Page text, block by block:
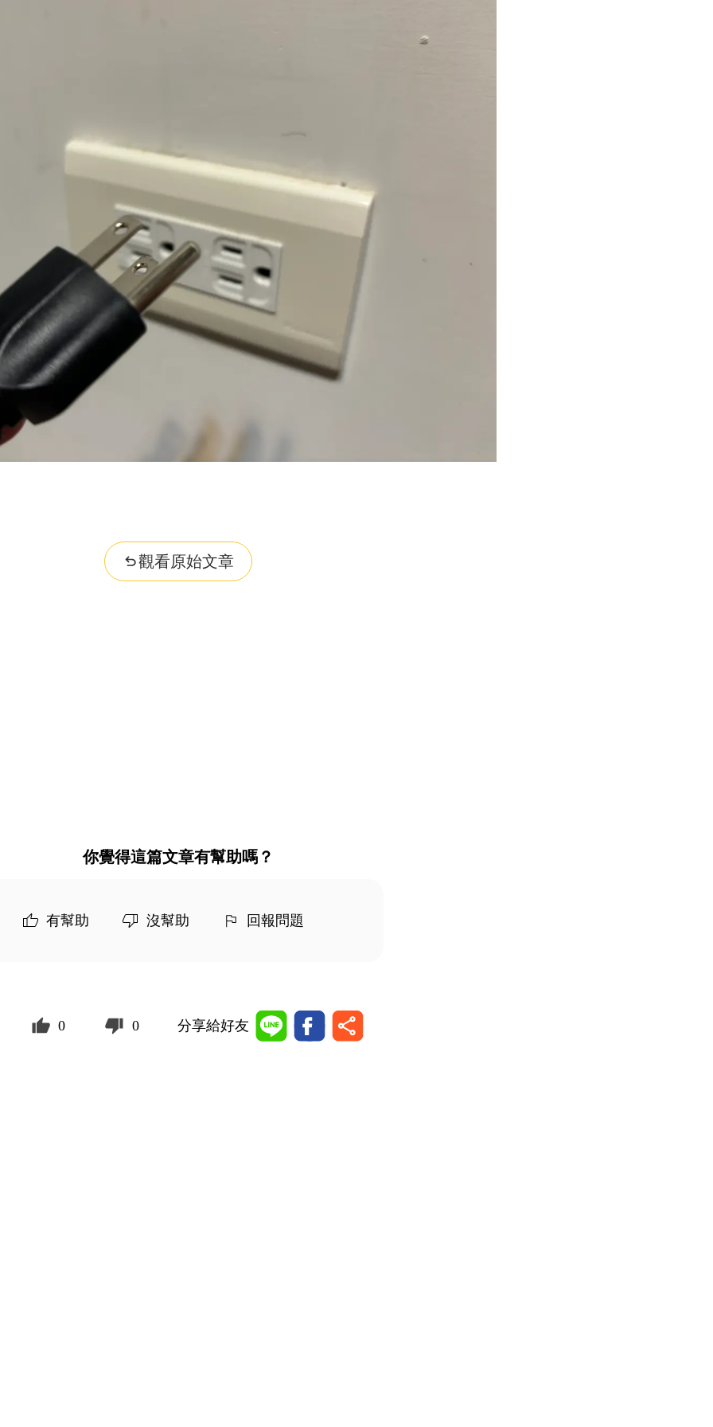
觀看原始文章
你覺得這篇文章有幫助嗎？
有幫助 沒幫助 回報問題
0 0 分享給好友